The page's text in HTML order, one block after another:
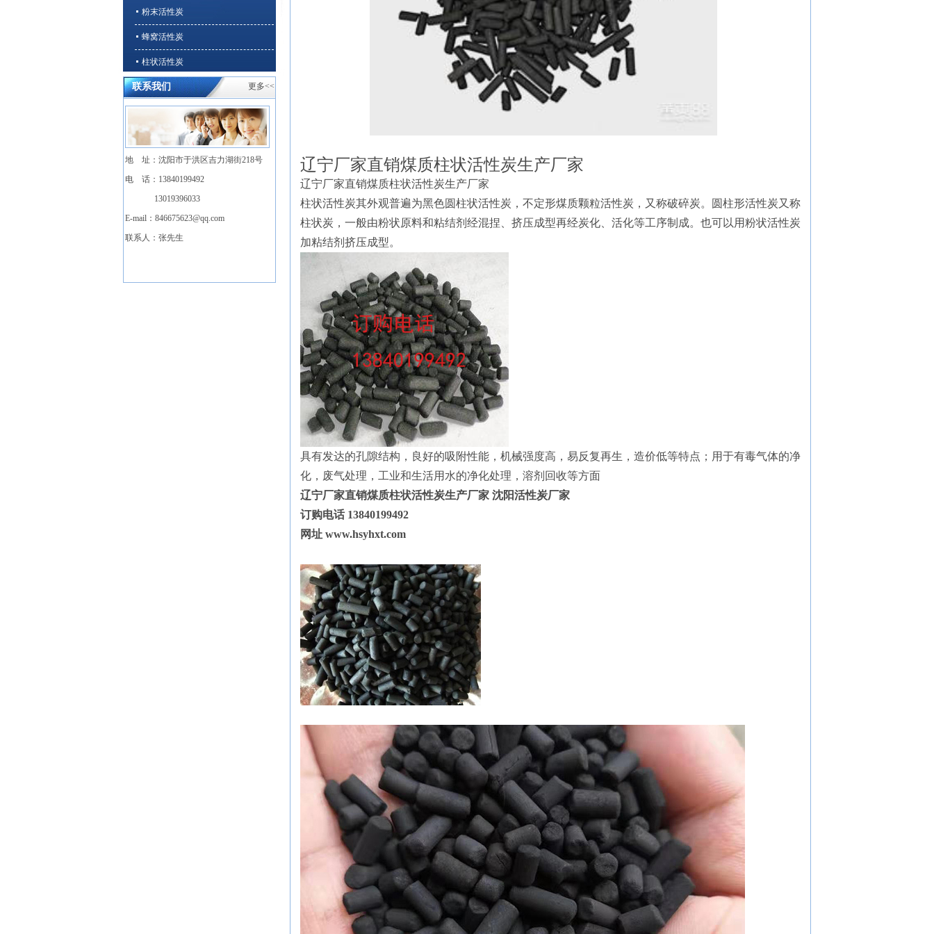
粉末活性炭
蜂窝活性炭
柱状活性炭
石英砂、无烟煤
溶剂回收/VOCs净化专用活性炭
联系我们 更多<<
地 址：沈阳市于洪区吉力湖街218号
电 话：13840199492
13019396033
E-mail： 846675623@qq.com
联系人：张先生
辽宁厂家直销煤质柱状活性炭生产厂家
辽宁厂家直销煤质柱状活性炭生产厂家
柱状活性炭其外观普遍为黑色圆柱状活性炭，不定形煤质颗粒活性炭，又称破碎炭。圆柱形活性炭又称
柱状炭，一般由粉状原料和粘结剂经混捏、挤压成型再经炭化、活化等工序制成。也可以用粉状活性炭
加粘结剂挤压成型。
具有发达的孔隙结构，良好的吸附性能，机械强度高，易反复再生，造价低等特点；用于有毒气体的净
化，废气处理，工业和生活用水的净化处理，溶剂回收等方面
辽宁厂家直销煤质柱状活性炭生产厂家 沈阳活性炭厂家
订购电话 13840199492
网址 www.hsyhxt.com